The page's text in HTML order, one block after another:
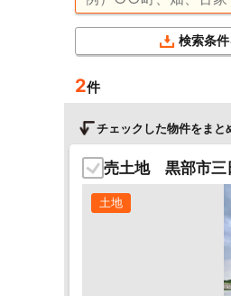
検索条
2件
チェックした物件をまと
売土地 黒部市三
土地